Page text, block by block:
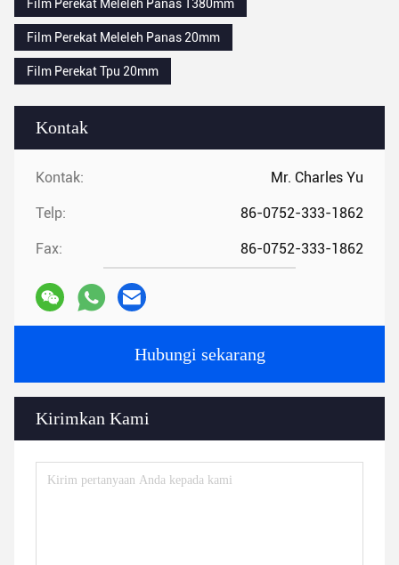
Kontak
Kontak: Mr. Charles Yu
Telp: 86-0752-333-1862
Fax: 86-0752-333-1862
Hubungi sekarang
Kirimkan Kami
Film Perekat Meleleh Panas 1380mm
Film Perekat Meleleh Panas 20mm
Film Perekat Tpu 20mm